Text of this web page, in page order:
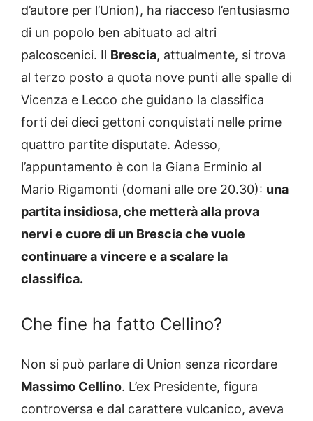
d’autore per l’Union), ha riacceso l’entusiasmo
di un popolo ben abituato ad altri
palcoscenici. Il Brescia, attualmente, si trova
al terzo posto a quota nove punti alle spalle di
Vicenza e Lecco che guidano la classifica
forti dei dieci gettoni conquistati nelle prime
quattro partite disputate. Adesso,
l’appuntamento è con la Giana Erminio al
Mario Rigamonti (domani alle ore 20.30): una
partita insidiosa, che metterà alla prova
nervi e cuore di un Brescia che vuole
continuare a vincere e a scalare la
classifica.
Che fine ha fatto Cellino?
Non si può parlare di Union senza ricordare
Massimo Cellino. L’ex Presidente, figura
controversa e dal carattere vulcanico, aveva